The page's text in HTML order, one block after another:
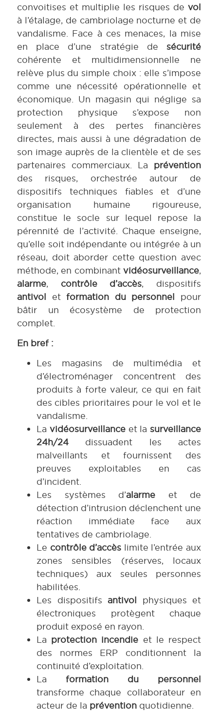
convoitises et multiplie les risques de vol
à l’étalage, de cambriolage nocturne et de
vandalisme. Face à ces menaces, la mise
en place d’une stratégie de sécurité
cohérente et multidimensionnelle ne
relève plus du simple choix : elle s’impose
comme une nécessité opérationnelle et
économique. Un magasin qui néglige sa
protection physique s’expose non
seulement à des pertes financières
directes, mais aussi à une dégradation de
son image auprès de la clientèle et de ses
partenaires commerciaux. La prévention
des risques, orchestrée autour de
dispositifs techniques fiables et d’une
organisation humaine rigoureuse,
constitue le socle sur lequel repose la
pérennité de l’activité. Chaque enseigne,
qu’elle soit indépendante ou intégrée à un
réseau, doit aborder cette question avec
méthode, en combinant vidéosurveillance,
alarme, contrôle d’accès, dispositifs
antivol etformation du personnel pour
bâtir un écosystème de protection
complet.
En bref :
Les magasins de multimédia et
d’électroménager concentrent des
produits à forte valeur, ce qui en fait
des cibles prioritaires pour le vol et le
vandalisme.
La vidéosurveillanceet la surveillance
24h/24 dissuadent les actes
malveillants et fournissent des
preuves exploitables en cas
d’incident.
Les systèmes d’alarme et de
détection d’intrusion déclenchent une
réaction immédiate face aux
tentatives de cambriolage.
Le contrôle d’accès limite l’entrée aux
zones sensibles (réserves, locaux
techniques) aux seules personnes
habilitées.
Les dispositifs antivol physiques et
électroniques protègent chaque
produit exposé en rayon.
La protection incendie et le respect
des normes ERP conditionnent la
continuité d’exploitation.
La formation du personnel
transforme chaque collaborateur en
acteur de la prévention quotidienne.